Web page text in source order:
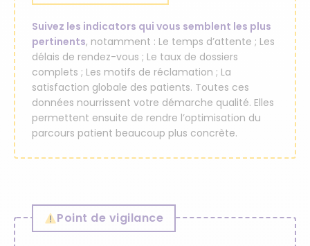
Suivez les indicators qui vous semblent les plus
pertinents, notamment : Le temps d’attente ; Les
délais de rendez-vous ; Le taux de dossiers
complets ; Les motifs de réclamation ; La
satisfaction globale des patients. Toutes ces
données nourrissent votre démarche qualité. Elles
permettent ensuite de rendre l’optimisation du
parcours patient beaucoup plus concrète.
Point de vigilance